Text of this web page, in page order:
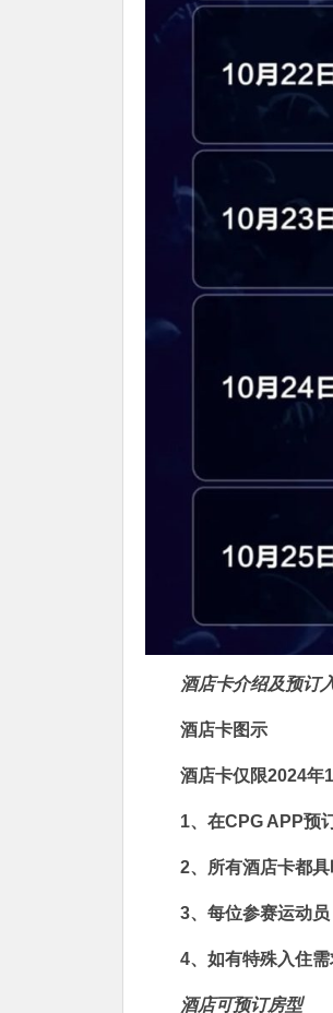
酒店卡介绍及预订
酒店卡图示
酒店卡仅限2024年
1、在CPG APP预
2、所有酒店卡都
3、每位参赛运动
4、如有特殊入住需
酒店可预订房型